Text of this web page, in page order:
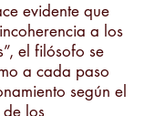
evidente que
a los
el filósofo se
a cada paso
según el
los